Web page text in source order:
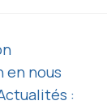
en nous
: